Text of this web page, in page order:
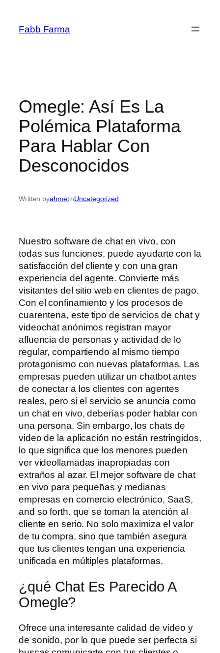
Fabb Farma
Omegle: Así Es La
Polémica Plataforma
Para Hablar Con
Desconocidos
Written byahmetinUncategorized
Nuestro software de chat en vivo, con
todas sus funciones, puede ayudarte con la
satisfacción del cliente y con una gran
experiencia del agente. Convierte más
visitantes del sitio web en clientes de pago.
Con el confinamiento y los procesos de
cuarentena, este tipo de servicios de chat y
videochat anónimos registran mayor
afluencia de personas y actividad de lo
regular, compartiendo al mismo tiempo
protagonismo con nuevas plataformas. Las
empresas pueden utilizar un chatbot antes
de conectar a los clientes con agentes
reales, pero si el servicio se anuncia como
un chat en vivo, deberías poder hablar con
una persona. Sin embargo, los chats de
video de la aplicación no están restringidos,
lo que significa que los menores pueden
ver videollamadas inapropiadas con
extraños al azar. El mejor software de chat
en vivo para pequeñas y medianas
empresas en comercio electrónico, SaaS,
and so forth. que se toman la atención al
cliente en serio. No solo maximiza el valor
de tu compra, sino que también asegura
que tus clientes tengan una experiencia
unificada en múltiples plataformas.
¿qué Chat Es Parecido A
Omegle?
Ofrece una interesante calidad de vídeo y
de sonido, por lo que puede ser perfecta si